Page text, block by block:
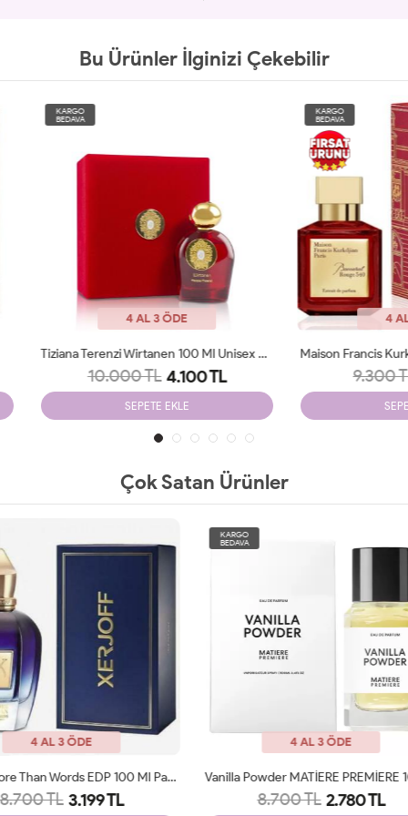
Bu Ürünler İlginizi Çekebilir
4 AL 3 ÖDE
Tiziana Terenzi Wirtanen 100 Ml Unisex Parfüm JLT
4.100 TL
4 AL 3 ÖDE
3.249 TL
Çok Satan Ürünler
4 AL 3 ÖDE
8.700 TL 2.780 TL
KARGO
BEDAVA
4 AL 3 ÖDE
9.300 TL 3.249 TL